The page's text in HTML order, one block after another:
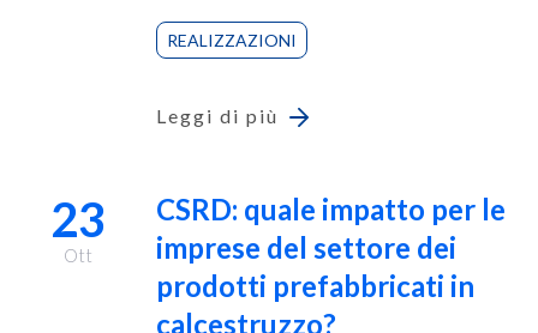
REALIZZAZIONI
Leggi di più
23
Ott
CSRD: quale impatto per le
imprese del settore dei
prodotti prefabbricati in
calcestruzzo?